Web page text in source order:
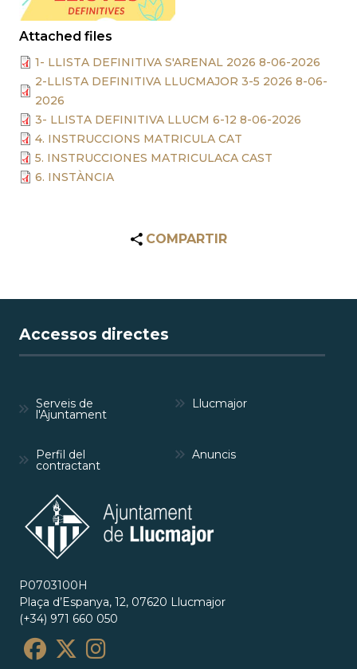
Attached files
1- LLISTA DEFINITIVA S'ARENAL 2026 8-06-2026
2-LLISTA DEFINITIVA LLUCMAJOR 3-5 2026 8-06-
2026
3- LLISTA DEFINITIVA LLUCM 6-12 8-06-2026
4. INSTRUCCIONS MATRICULA CAT
5. INSTRUCCIONES MATRICULACA CAST
6. INSTÀNCIA
COMPARTIR
Accessos directes
Serveis de
l'Ajuntament
Llucmajor
Perfil del
contractant
Anuncis
P0703100H
Plaça d’Espanya, 12, 07620 Llucmajor
(+34) 971 660 050